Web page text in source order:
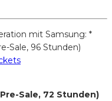
mit Samsung: *
Sale, 96 Stunden)
Sale, 72 Stunden)